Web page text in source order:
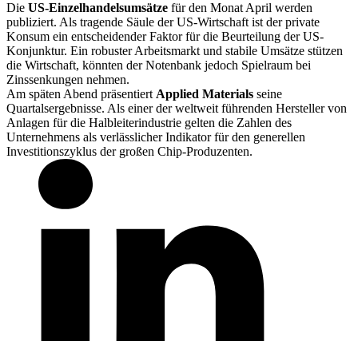
Die US-Einzelhandelsumsätze für den Monat April werden
publiziert. Als tragende Säule der US-Wirtschaft ist der private
Konsum ein entscheidender Faktor für die Beurteilung der US-
Konjunktur. Ein robuster Arbeitsmarkt und stabile Umsätze stützen
die Wirtschaft, könnten der Notenbank jedoch Spielraum bei
Zinssenkungen nehmen.
Am späten Abend präsentiert Applied Materials seine
Quartalsergebnisse. Als einer der weltweit führenden Hersteller von
Anlagen für die Halbleiterindustrie gelten die Zahlen des
Unternehmens als verlässlicher Indikator für den generellen
Investitionszyklus der großen Chip-Produzenten.